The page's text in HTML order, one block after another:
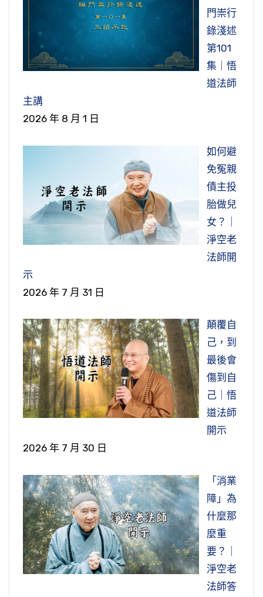
門崇行
錄淺述
第101
集｜悟
道法師
主講
2026 年 8 月 1 日
如何避
免冤親
債主投
胎做兒
女？｜
淨空老
法師開
示
2026 年 7 月 31 日
顛覆自
己，到
最後會
傷到自
己｜悟
道法師
開示
2026 年 7 月 30 日
「消業
障」為
什麼那
麼重
要？｜
淨空老
法師答